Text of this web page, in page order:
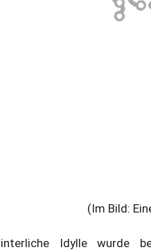
(Im Bild:
Idylle wurde